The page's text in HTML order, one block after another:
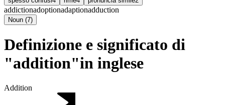
addictionadoptionadaptionadduction
Noun (7)
Definizione e significato di
"addition"in inglese
Addition